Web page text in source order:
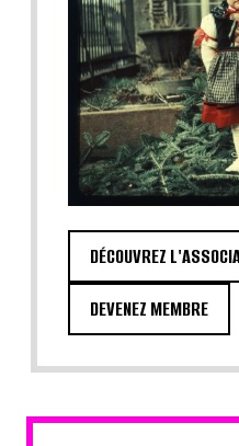
DÉCOUVREZ
DEVENEZ MEMBRE